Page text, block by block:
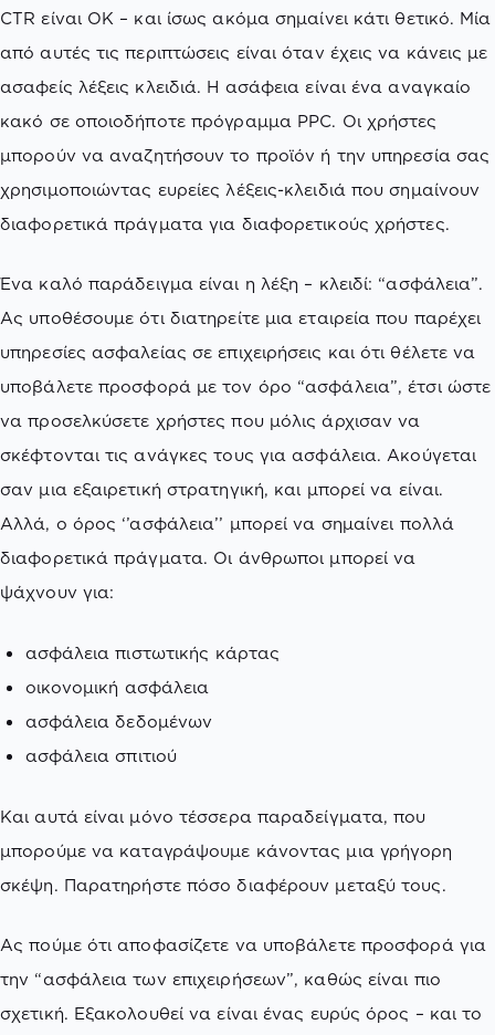
CTR είναι ΟΚ – και ίσως ακόμα σημαίνει κάτι θετικό. Μία
από αυτές τις περιπτώσεις είναι όταν έχεις να κάνεις με
ασαφείς λέξεις κλειδιά. Η ασάφεια είναι ένα αναγκαίο
κακό σε οποιοδήποτε πρόγραμμα PPC. Οι χρήστες
μπορούν να αναζητήσουν το προϊόν ή την υπηρεσία σας
χρησιμοποιώντας ευρείες λέξεις-κλειδιά που σημαίνουν
διαφορετικά πράγματα για διαφορετικούς χρήστες.
Ένα καλό παράδειγμα είναι η λέξη – κλειδί: “ασφάλεια”.
Ας υποθέσουμε ότι διατηρείτε μια εταιρεία που παρέχει
υπηρεσίες ασφαλείας σε επιχειρήσεις και ότι θέλετε να
υποβάλετε προσφορά με τον όρο “ασφάλεια”, έτσι ώστε
να προσελκύσετε χρήστες που μόλις άρχισαν να
σκέφτονται τις ανάγκες τους για ασφάλεια. Ακούγεται
σαν μια εξαιρετική στρατηγική, και μπορεί να είναι.
Αλλά, ο όρος ‘’ασφάλεια’’ μπορεί να σημαίνει πολλά
διαφορετικά πράγματα. Οι άνθρωποι μπορεί να
ψάχνουν για:
ασφάλεια πιστωτικής κάρτας
οικονομική ασφάλεια
ασφάλεια δεδομένων
ασφάλεια σπιτιού
Και αυτά είναι μόνο τέσσερα παραδείγματα, που
μπορούμε να καταγράψουμε κάνοντας μια γρήγορη
σκέψη. Παρατηρήστε πόσο διαφέρουν μεταξύ τους.
Ας πούμε ότι αποφασίζετε να υποβάλετε προσφορά για
την “ασφάλεια των επιχειρήσεων”, καθώς είναι πιο
σχετική. Εξακολουθεί να είναι ένας ευρύς όρος – και το